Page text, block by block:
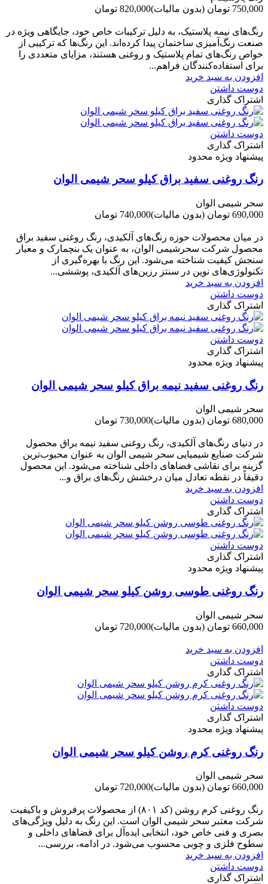
750,000 تومان
(بدون مالیات)820,000 تومان
رنگ‌های نیمه پلاستیک، به دلیل ترکیبات خاص خود، جایگاهی ویژه در
صنعت رنگ‌آمیزی ساختمان پیدا کرده‌اند. این رنگ‌ها که ترکیبی از
خواص رنگ‌های تمام پلاستیک و روغنی هستند، مزایای متعددی را
برای استفاده‌کنندگان فراهم...
افزودن به سبد خرید
دوست داشتن
اشتراک گذاری
دوست داشتن
اشتراک گذاری
پیشنهاد ویژه محدود
رنگ روغنی سفید براق کیلو سحر شیمی الوان
سحر شیمی الوان
690,000 تومان
(بدون مالیات)740,000 تومان
در میان محصولات حوزه رنگ‌های آلکیدی، رنگ روغنی سفید براق
محصول شرکت سحرشیمی الوان، به عنوان یک بنچمارک و معیار
سنجش کیفیت شناخته می‌شود. این رنگ با بهره‌گیری از
تکنولوژی‌های نوین در سنتز رزین‌های آلکیدی، پوششی...
افزودن به سبد خرید
دوست داشتن
اشتراک گذاری
دوست داشتن
اشتراک گذاری
پیشنهاد ویژه محدود
رنگ روغنی سفید نیمه براق کیلو سحر شیمی الوان
سحر شیمی الوان
680,000 تومان
(بدون مالیات)730,000 تومان
در دنیای رنگ‌های آلکیدی، رنگ روغنی سفید نیمه براق محصول
شرکت صنایع شیمیایی سحر شیمی الوان به عنوان محبوب‌ترین
گزینه برای نقاشی فضاهای داخلی شناخته می‌شود. این محصول
دقیقاً در نقطه تعادل میان درخشش رنگ‌های براق و...
افزودن به سبد خرید
دوست داشتن
اشتراک گذاری
دوست داشتن
اشتراک گذاری
پیشنهاد ویژه محدود
رنگ روغنی طوسی روشن کیلو سحر شیمی الوان
سحر شیمی الوان
660,000 تومان
(بدون مالیات)720,000 تومان
افزودن به سبد خرید
دوست داشتن
اشتراک گذاری
دوست داشتن
اشتراک گذاری
پیشنهاد ویژه محدود
رنگ روغنی کرم روشن کیلو سحر شیمی الوان
سحر شیمی الوان
660,000 تومان
(بدون مالیات)720,000 تومان
رنگ روغنی کرم روشن (کد ۸۰۱) از محصولات پرفروش و باکیفیت
شرکت‌ معتبر سحر شیمی الوان است. این رنگ به دلیل ویژگی‌های
بصری و فنی خاص خود، انتخابی ایده‌آل برای فضاهای داخلی و
سطوح فلزی و چوبی محسوب می‌شود. در ادامه، بررسی...
افزودن به سبد خرید
دوست داشتن
اشتراک گذاری